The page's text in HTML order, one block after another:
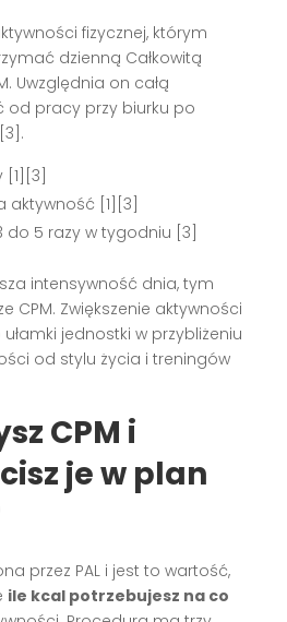
fizycznej, którym
dzienną Całkowitą
Uwzględnia on całą
od pracy przy biurku po
[1][3]
aktywność [1][3]
do 5 razy w tygodniu [3]
intensywność dnia, tym
CPM. Zwiększenie aktywności
jednostki w przybliżeniu
od stylu życia i treningów
CPM i
je w plan
przez PAL i jest to wartość,
ile kcal potrzebujesz na co